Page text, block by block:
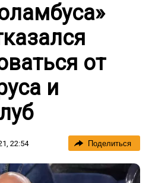
от
и
22:54 Поделиться